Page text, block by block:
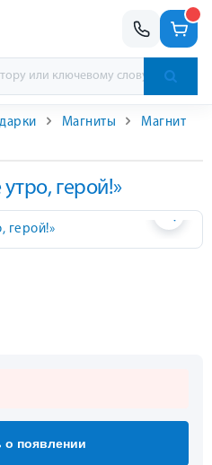
Магниты
Магнит
герой!»
появлении